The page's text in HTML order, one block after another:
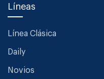
Líneas
Línea Clásica
Daily
Novios